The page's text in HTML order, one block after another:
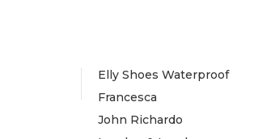
Elly Shoes Waterproof
Francesca
John Richardo